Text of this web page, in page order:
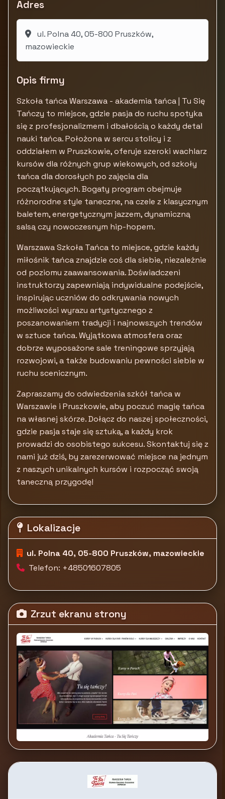
Adres
ul. Polna 40, 05-800 Pruszków,
mazowieckie
Opis firmy
Szkoła tańca Warszawa - akademia tańca | Tu Się
Tańczy to miejsce, gdzie pasja do ruchu spotyka
się z profesjonalizmem i dbałością o każdy detal
nauki tańca. Położona w sercu stolicy i z
oddziałem w Pruszkowie, oferuje szeroki wachlarz
kursów dla różnych grup wiekowych, od szkoły
tańca dla dorosłych po zajęcia dla
początkujących. Bogaty program obejmuje
różnorodne style taneczne, na czele z klasycznym
baletem, energetycznym jazzem, dynamiczną
salsą czy nowoczesnym hip-hopem.
Warszawa Szkoła Tańca to miejsce, gdzie każdy
miłośnik tańca znajdzie coś dla siebie, niezależnie
od poziomu zaawansowania. Doświadczeni
instruktorzy zapewniają indywidualne podejście,
inspirując uczniów do odkrywania nowych
możliwości wyrazu artystycznego z
poszanowaniem tradycji i najnowszych trendów
w sztuce tańca. Wyjątkowa atmosfera oraz
dobrze wyposażone sale treningowe sprzyjają
rozwojowi, a także budowaniu pewności siebie w
ruchu scenicznym.
Zapraszamy do odwiedzenia szkół tańca w
Warszawie i Pruszkowie, aby poczuć magię tańca
na własnej skórze. Dołącz do naszej społeczności,
gdzie pasja staje się sztuką, a każdy krok
prowadzi do osobistego sukcesu. Skontaktuj się z
nami już dziś, by zarezerwować miejsce na jednym
z naszych unikalnych kursów i rozpocząć swoją
taneczną przygodę!
Lokalizacje
ul. Polna 40, 05-800 Pruszków, mazowieckie
Telefon: +48501607805
Zrzut ekranu strony